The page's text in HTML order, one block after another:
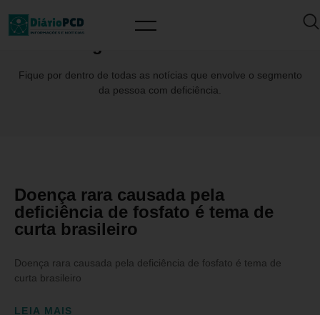
Fique por dentro de todas as notícias que envolve o segmento
da pessoa com deficiência.
Doença rara causada pela
deficiência de fosfato é tema de
curta brasileiro
Doença rara causada pela deficiência de fosfato é tema de
curta brasileiro
LEIA MAIS